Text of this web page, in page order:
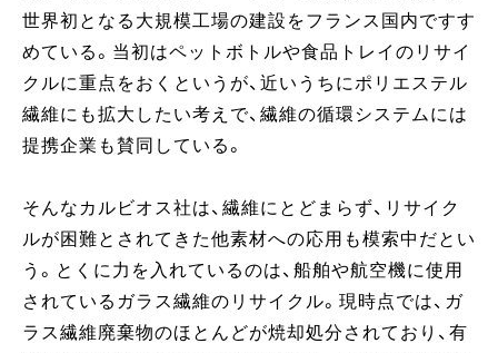
世界初となる大規模工場の建設をフランス国内ですす
めている。当初はペットボトルや食品トレイのリサイ
クルに重点をおくというが、近いうちにポリエステル
繊維にも拡大したい考えで、繊維の循環システムには
提携企業も賛同している。
そんなカルビオス社は、繊維にとどまらず、リサイク
ルが困難とされてきた他素材への応用も模索中だとい
う。とくに力を入れているのは、船舶や航空機に使用
されているガラス繊維のリサイクル。現時点では、ガ
ラス繊維廃棄物のほとんどが焼却処分されており、有